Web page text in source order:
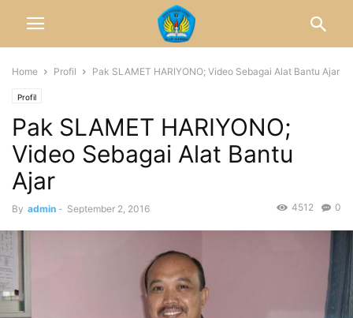
Home Profil Pak SLAMET HARIYONO; Video Sebagai Alat Bantu Ajar
Profil
Pak SLAMET HARIYONO;
Video Sebagai Alat Bantu
Ajar
By admin - September 2, 2016 0
4512